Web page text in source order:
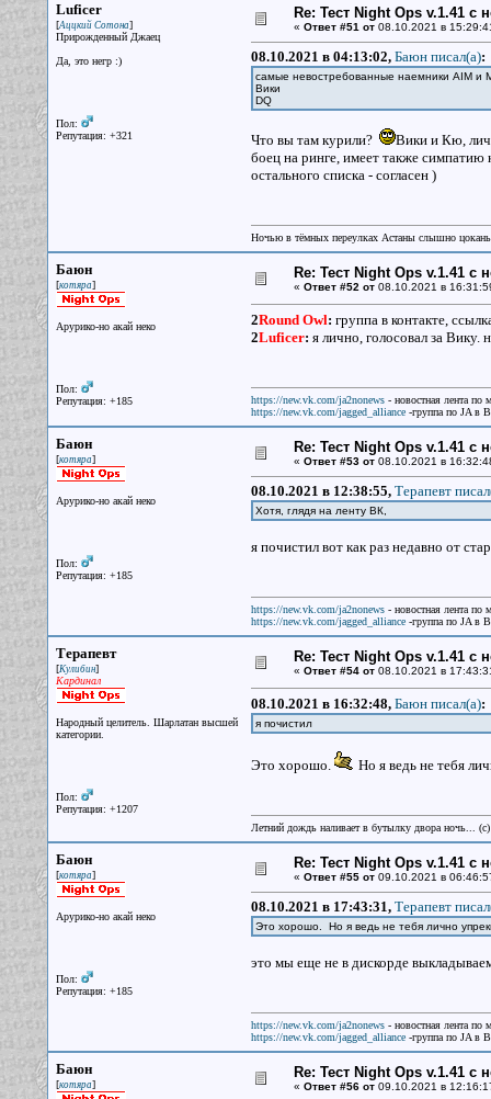
Luficer
[Аццкий Сотона]
Прирожденный Джаец
Да, это негр :)
Пол:
Репутация: +321
Re: Тест Night Ops v.1.41 с
« Ответ #51 от08.10.2021 в
08.10.2021 в 04:13:02, Баюн писал(a):
самые невостребованные наемники AIM и
Вики
DQ
Что вы там курили?
Вики и Кю,
боец на ринге, имеет также
остального списка - согласен )
Ночью в тёмных переулках Астаны слышно
Баюн
[котяра]
Арурико-но акай неко
Пол:
Репутация: +185
Re: Тест Night Ops v.1.41 с
« Ответ #52 от08.10.2021 в
2Round Owl: группа в контакте,
2Luficer: я лично, голосовал за Вику.
https://new.vk.com/ja2nonews- новостная лента по
https://new.vk.com/jagged_alliance-группа по JA в
Баюн
[котяра]
Арурико-но акай неко
Пол:
Репутация: +185
Re: Тест Night Ops v.1.41 с
« Ответ #53 от08.10.2021 в
08.10.2021 в 12:38:55, Терапевт
Хотя, глядя на ленту ВК,
я почистил вот как раз недавно от
https://new.vk.com/ja2nonews- новостная лента по
https://new.vk.com/jagged_alliance-группа по JA в
Терапевт
[Кулибин]
Кардинал
Народный целитель. Шарлатан высшей
категории.
Пол:
Репутация: +1207
Re: Тест Night Ops v.1.41 с
« Ответ #54 от08.10.2021 в
08.10.2021 в 16:32:48, Баюн писал(a):
я почистил
Это хорошо. Но я ведь не тебя
Летний дождь наливает в бутылку двора ночь...
Баюн
[котяра]
Арурико-но акай неко
Пол:
Репутация: +185
Re: Тест Night Ops v.1.41 с
« Ответ #55 от09.10.2021 в
08.10.2021 в 17:43:31, Терапевт
Это хорошо. Но я ведь не тебя лично
это мы еще не в дискорде
https://new.vk.com/ja2nonews- новостная лента по
https://new.vk.com/jagged_alliance-группа по JA в
Баюн
[котяра]
Re: Тест Night Ops v.1.41 с
« Ответ #56 от09.10.2021 в